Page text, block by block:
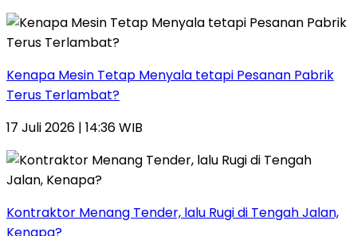
Kenapa Mesin Tetap Menyala tetapi Pesanan Pabrik
Terus Terlambat?
17 Juli 2026 | 14:36 WIB
Kontraktor Menang Tender, lalu Rugi di Tengah Jalan,
Kenapa?